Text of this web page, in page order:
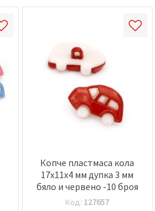
Копче пластмаса кола
17x11x4 мм дупка 3 мм
бяло и червено -10 броя
Код: 127657